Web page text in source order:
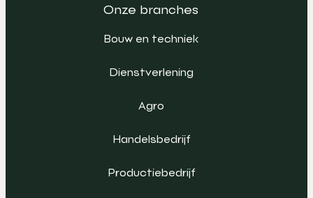
Onze branches
Bouw en techniek
Dienstverlening
Agro
Handelsbedrijf
Productiebedrijf